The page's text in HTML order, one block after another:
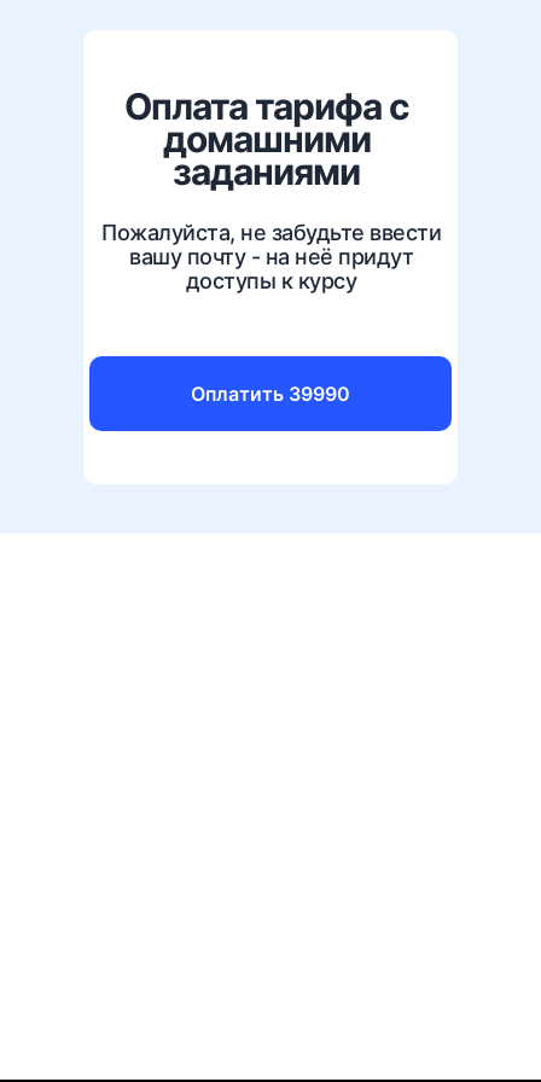
Пожалуйста, не забудьте ввести
вашу почту - на неё придут
доступы к курсу
Оплатить 39990
Оплата тарифа с
домашними
заданиями